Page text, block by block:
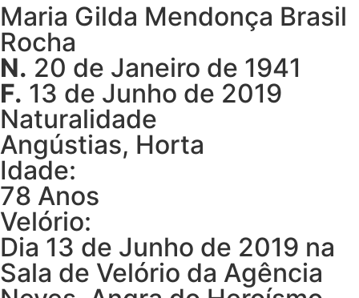
Maria Gilda Mendonça Brasil
Rocha
N. 20 de Janeiro de 1941
F. 13 de Junho de 2019
Naturalidade
Angústias, Horta
Idade:
78 Anos
Velório:
Dia 13 de Junho de 2019 na
Sala de Velório da Agência